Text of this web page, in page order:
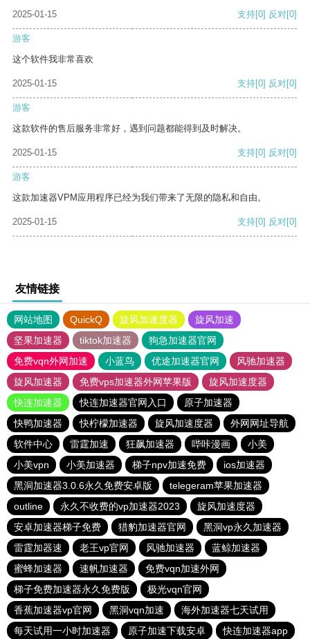
2025-01-15 支持[0] 反对[0]
游客
这个软件我非常喜欢
2025-01-15 支持[0] 反对[0]
游客
这款软件的售后服务非常好，遇到问题都能得到及时解决。
2025-01-15 支持[0] 反对[0]
游客
这款加速器VPM应用程序已经为我们带来了无限的隐私和自由。
2025-01-15 支持[0] 反对[0]
友情链接
网站地图 QuickQ 旋风加速度器
旋风加速
坚果加速器
tiktok加速器
狗急加速器官网
免费vqn外网加速
小蓝鸟 优途加速器官网
风驰加速器
旋风加速器
免费vps加速器外网苹果版
旋风加速度器
快连加速器
快连加速器官网入口
原子加速器
快鸭加速器
快柠檬加速器 旋风加速度器
外网网址导航
软件中心
雷霆加速 狂飙加速器 哔咔漫画
小美
小美vpn
小美加速器 梯子npv加速免费
ios加速器
黑洞加速器3.0.6永久免费安卓版
telegeram苹果加速器
outline
永久不收费的vp加速器2023
旋风加速度器
安卓加速器梯子免费
猎豹加速器官网
黑洞vp永久加速器
雷霆加器速
老王vp官网 风驰加速器
蓝鲸加速器
蜜蜂加速器
速帆加速器
免费vqn加速外网
梯子免费加速器永久免费版
极光vqn官网
香蕉加速器vp官网
黑洞vqn加速
海外加速器七天试用
每天试用一小时加速器
原子加速下载安卓 快连加速器app